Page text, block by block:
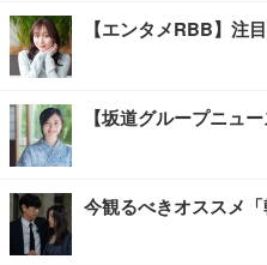
【エンタメRBB】注
【坂道グループニュ
今観るべきオススメ「